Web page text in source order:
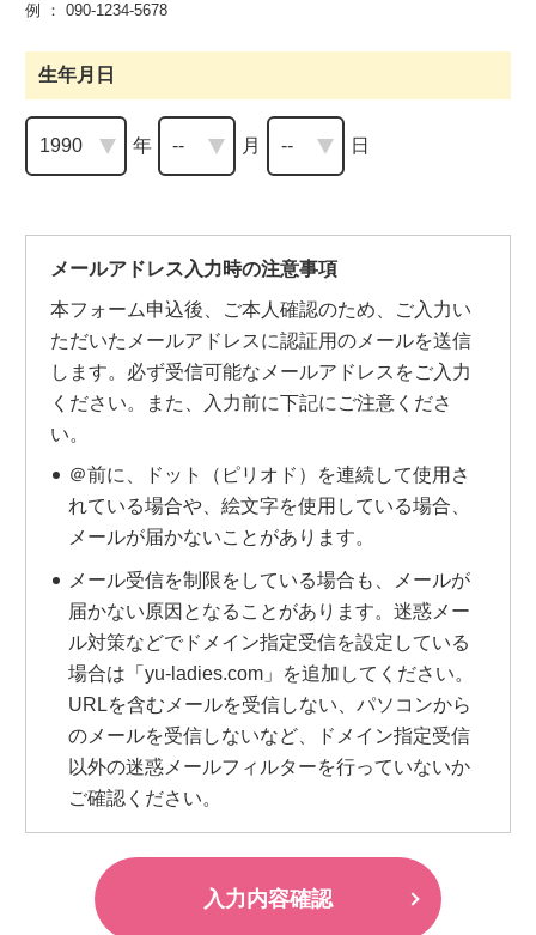
例 ： 090-1234-5678
生年月日
年 月 日
メールアドレス入力時の注意事項
本フォーム申込後、ご本人確認のため、ご入力い
ただいたメールアドレスに認証用のメールを送信
します。必ず受信可能なメールアドレスをご入力
ください。また、入力前に下記にご注意くださ
い。
＠前に、ドット（ピリオド）を連続して使用さ
れている場合や、絵文字を使用している場合、
メールが届かないことがあります。
メール受信を制限をしている場合も、メールが
届かない原因となることがあります。迷惑メー
ル対策などでドメイン指定受信を設定している
場合は「yu-ladies.com」を追加してください。
URLを含むメールを受信しない、パソコンから
のメールを受信しないなど、ドメイン指定受信
以外の迷惑メールフィルターを行っていないか
ご確認ください。